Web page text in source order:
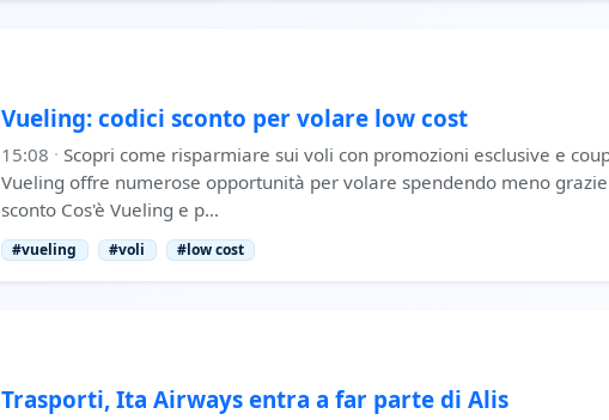
Vueling: codici sconto per volare low cost
15:08 · Scopri come risparmiare sui voli con promozioni esclusive e
Vueling offre numerose opportunità per volare spendendo meno
sconto Cos'è Vueling e p…
#vueling #voli #low cost
Trasporti, Ita Airways entra a far parte di Alis